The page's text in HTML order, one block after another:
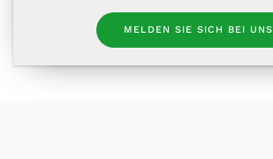
MELDEN SIE SICH BEI UNS